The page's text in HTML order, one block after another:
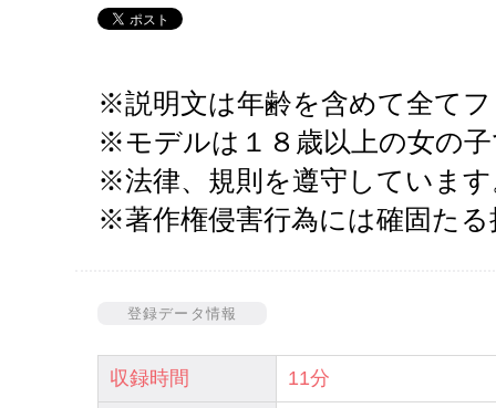
※説明文は年齢を含めて全て
※モデルは１８歳以上の女の
※法律、規則を遵守していま
※著作権侵害行為には確固た
登録データ情報
収録時間 11分